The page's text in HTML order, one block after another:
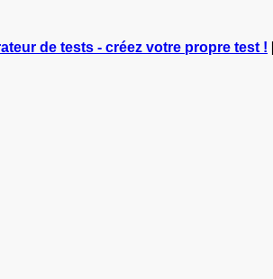
de tests - créez votre propre test !